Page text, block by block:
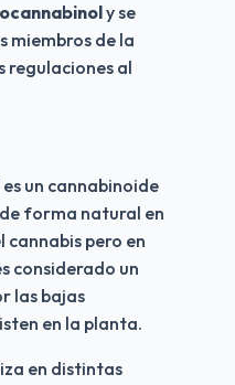
y se
miembros de la
regulaciones al
un cannabinoide
forma natural en
cannabis pero en
considerado un
las bajas
en la planta.
en distintas